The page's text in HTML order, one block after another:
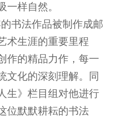
一样自然。
书法作品被制作成邮
术生涯的重要里程
作的精品力作，每一
文化的深刻理解。同
生》栏目组对他进行
位默默耕耘的书法